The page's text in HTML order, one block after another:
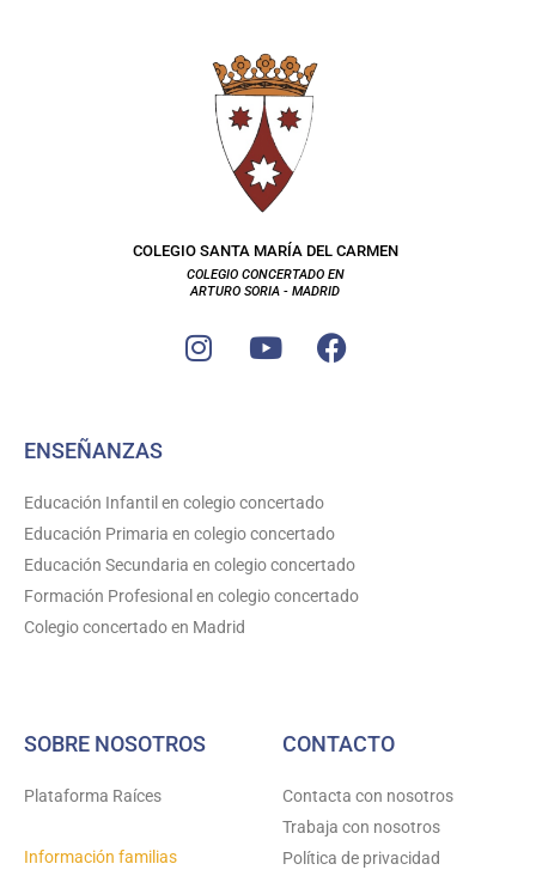
COLEGIO SANTA MARÍA DEL CARMEN
COLEGIO CONCERTADO EN
ARTURO SORIA - MADRID
I
n
g
r
a
m
Y
o
e
F
a
k
ENSEÑANZAS
Educación Infantil en colegio concertado
Educación Primaria en colegio concertado
Educación Secundaria en colegio concertado
Formación Profesional en colegio concertado
Colegio concertado en Madrid
SOBRE NOSOTROS
Plataforma Raíces
Información familias
CONTACTO
Contacta con nosotros
Trabaja con nosotros
Política de privacidad